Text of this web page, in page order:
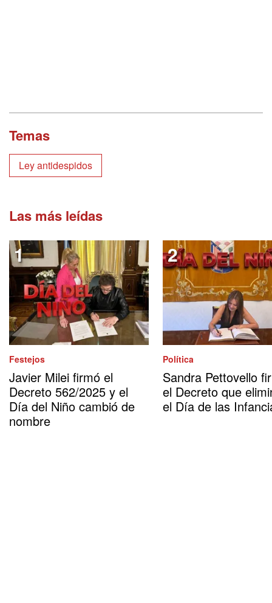
Temas
Ley antidespidos
Las más leídas
Festejos
Javier Milei firmó el
Decreto 562/2025 y el
Día del Niño cambió de
nombre
Política
Sandra Pettovello
el Decreto que
el Día de las